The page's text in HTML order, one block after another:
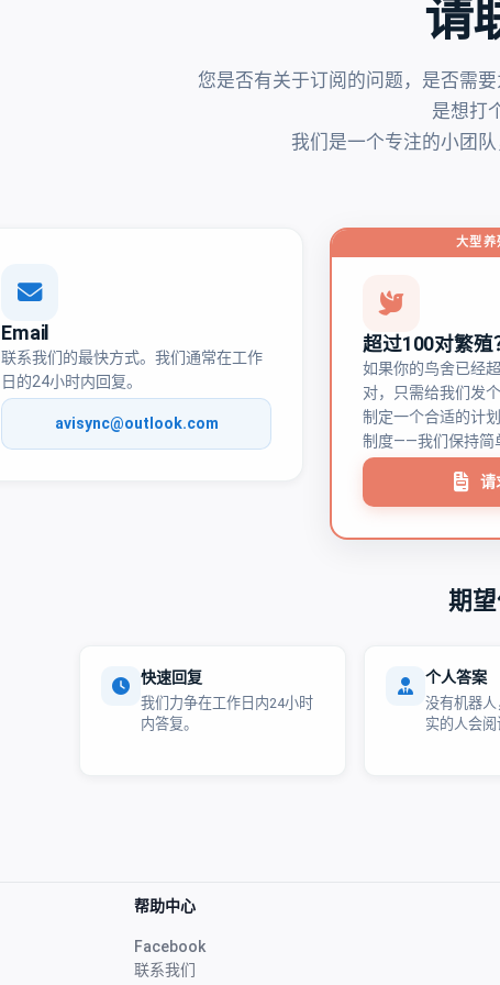
请
您是否有关于订阅的问题，是否需
是想打
我们是一个专注的小团队
Email
联系我们的最快方式。我们通常在工作
日的24小时内回复。
avisync@outlook.com
大型养
超过100对繁殖
如果你的鸟舍已经
对，只需给我们发
制定一个合适的计
制度——我们保持简
请
期
快速回复
我们力争在工作日内24小时
内答复。
个人答案
没有机器
实的人会阅
帮助中心
Facebook
联系我们